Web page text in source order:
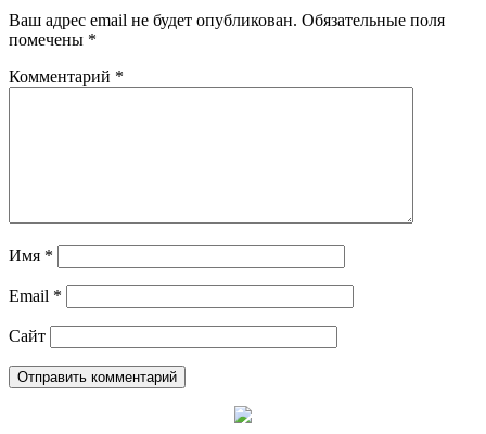
Ваш адрес email не будет опубликован. Обязательные поля
помечены *
Комментарий *
Имя *
Email *
Сайт